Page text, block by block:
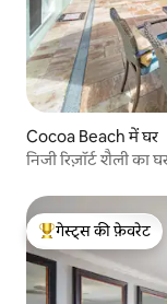
Cocoa Beach में घर
निजी रिज़ॉर्ट शैली का
गेस्ट्स का टॉप फ़ेवरेट
गेस्ट्स की फ़ेवरेट